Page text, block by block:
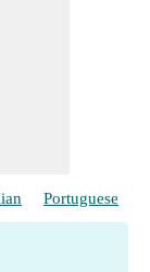
Portuguese